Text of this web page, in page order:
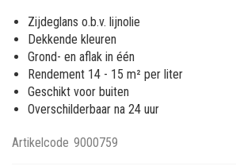
Zijdeglans o.b.v. lijnolie
Dekkende kleuren
Grond- en aflak in één
Rendement 14 - 15 m² per liter
Geschikt voor buiten
Overschilderbaar na 24 uur
Artikelcode 9000759